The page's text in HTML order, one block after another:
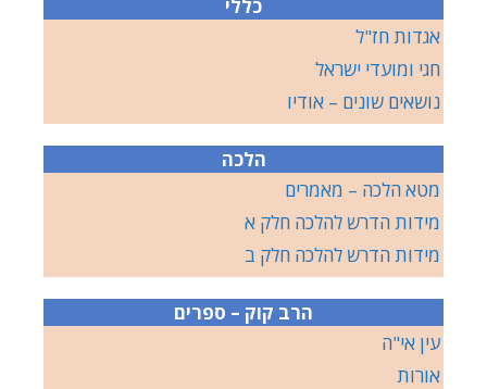
כללי
אגדות חז"ל
חגי ומועדי ישראל
נושאים שונים – אודיו
הלכה
מטא הלכה – מאמרים
מידות הדרש להלכה חלק א
מידות הדרש להלכה חלק ב
הרב קוק – ספרים
עין אי"ה
אורות